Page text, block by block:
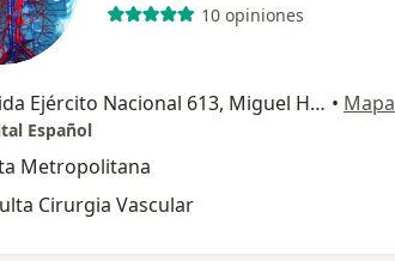
10 opiniones
Avenida Ejército Nacional 613, Miguel Hidalgo • Mapa
Español
Metropolitana
Cirurgia Vascular